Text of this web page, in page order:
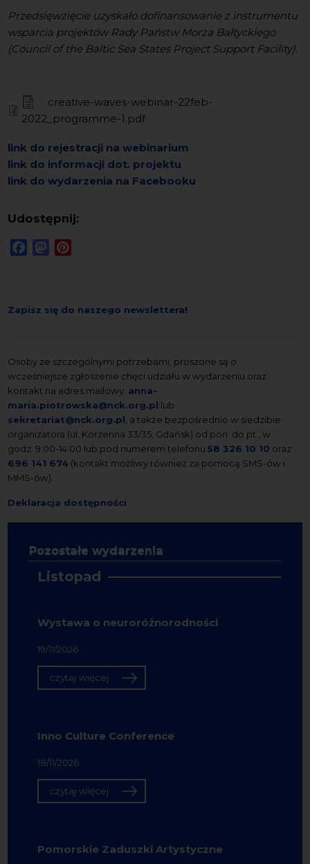
Przedsięwzięcie uzyskało dofinansowanie z instrumentu
wsparcia projektów Rady Państw Morza Bałtyckiego
(Council of the Baltic Sea States Project Support Facility).
creative-waves-webinar-22feb-
2022_programme-1.pdf
link do rejestracji na webinarium
link do informacji dot. projektu
link do wydarzenia na Facebooku
Udostępnij:
FacebookMastodon
Zapisz się do naszego newslettera!
Osoby ze szczególnymi potrzebami, proszone są o
wcześniejsze zgłoszenie chęci udziału w wydarzeniu oraz
kontakt na adres mailowy: anna-
maria.piotrowska@nck.org.pl lub
sekretariat@nck.org.pl , a także bezpośrednio w siedzibie
organizatora (ul. Korzenna 33/35, Gdańsk) od pon. do pt., w
godz. 9:00-14:00 lub pod numerem telefonu58 326 10 10 oraz
696 141 674 (kontakt możliwy również za pomocą SMS-ów i
MMS-ów).
Deklaracja dostępności
Pozostałe wydarzenia
Listopad
Wystawa o neuroróżnorodności
19/11/2026
czytaj więcej
Inno Culture Conference
18/11/2026
czytaj więcej
Pomorskie Zaduszki Artystyczne